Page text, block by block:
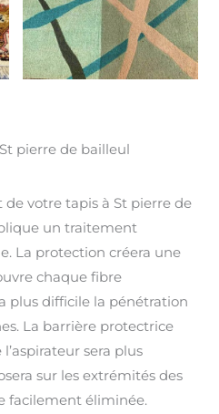
pierre de bailleul
de votre tapis à St pierre de
un traitement
La protection créera une
chaque fibre
plus difficile la pénétration
La barrière protectrice
sera plus
sur les extrémités des
facilement éliminée.